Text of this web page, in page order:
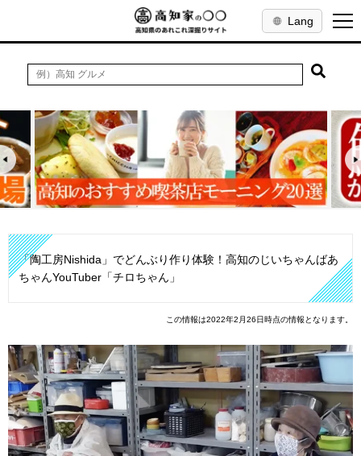
Lang
「陶工房Nishida」でどんぶり作り体験！高知のじいちゃんばあ
ちゃんYouTuber「チロちゃん」
この情報は2022年2月26日時点の情報となります。